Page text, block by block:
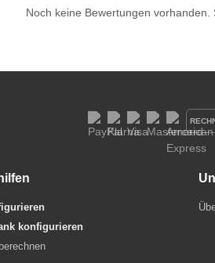
Noch keine Bewertungen vorhanden.
konfigurieren